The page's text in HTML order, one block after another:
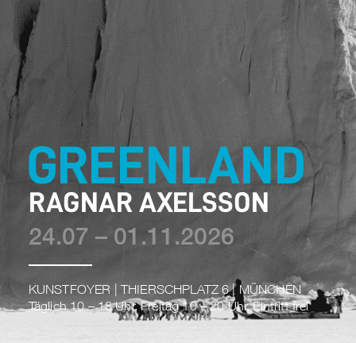
GREENLAND
RAGNAR AXELSSON
24.07 – 01.11.2026
KUNSTFOYER THIERSCHPLATZ 6|MÜNCHEN
Täglich 10 – 18 Uhr, Freitag 10 – 20 Uhr, Eintritt frei